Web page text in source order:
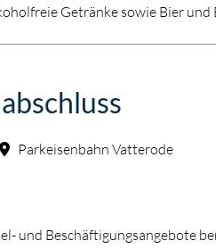
Getränke sowie Bier
Parkeisenbahn Vatterode
und Beschäftigungsangebote